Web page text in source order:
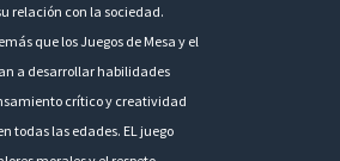
relación con la sociedad.
que los Juegos de Mesa y el
a desarrollar habilidades
crítico y creatividad
todas las edades. EL juego